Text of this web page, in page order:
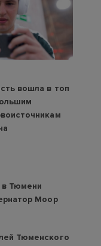
вошла в топ
в Тюмени
Моор
Тюменского